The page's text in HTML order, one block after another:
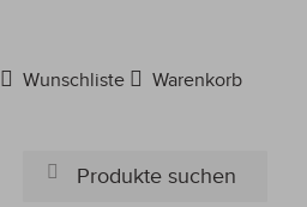
Wunschliste Warenkorb